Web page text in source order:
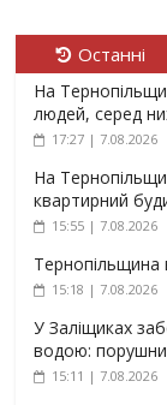
Останні
На
людей, серед
17:27 | 7.08.2026
На
квартирний
15:55 | 7.08.2026
Тернопільщина
15:18 | 7.08.2026
У Заліщиках
водою:
15:11 | 7.08.2026